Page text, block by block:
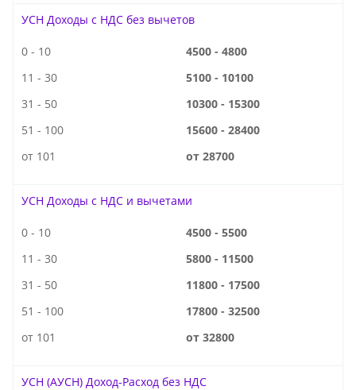
УСН Доходы с НДС без вычетов
0 - 10
11 - 30
31 - 50
51 - 100
от 101
4500 - 4800
5100 - 10100
10300 - 15300
15600 - 28400
от 28700
УСН Доходы с НДС и вычетами
0 - 10
11 - 30
31 - 50
51 - 100
от 101
4500 - 5500
5800 - 11500
11800 - 17500
17800 - 32500
от 32800
УСН (АУСН) Доход-Расход без НДС